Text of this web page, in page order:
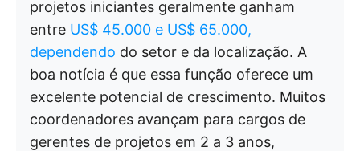
projetos iniciantes geralmente ganham
entre US$ 45.000 e US$ 65.000,
dependendo do setor e da localização. A
boa notícia é que essa função oferece um
excelente potencial de crescimento. Muitos
coordenadores avançam para cargos de
gerentes de projetos em 2 a 3 anos,